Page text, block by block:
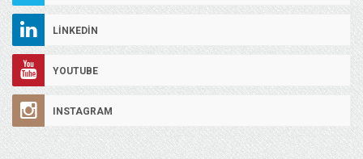
LINKEDIN
YOUTUBE
INSTAGRAM